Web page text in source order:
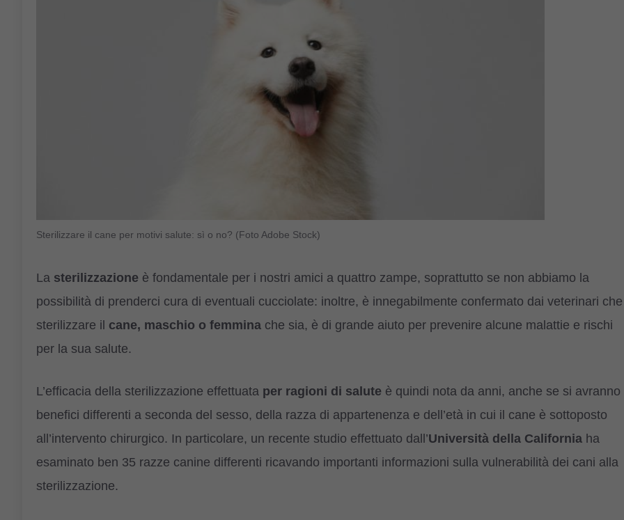
Sterilizzare il cane per motivi salute: sì o no? (Foto Adobe Stock)
La sterilizzazione è fondamentale per i nostri amici a quattro zampe, soprattutto se non abbiamo la
possibilità di prenderci cura di eventuali cucciolate: inoltre, è innegabilmente confermato dai veterinari che
sterilizzare il cane, maschio o femmina che sia, è di grande aiuto per prevenire alcune malattie e rischi
per la sua salute.
L’efficacia della sterilizzazione effettuata per ragioni di salute è quindi nota da anni, anche se si avranno
benefici differenti a seconda del sesso, della razza di appartenenza e dell’età in cui il cane è sottoposto
all’intervento chirurgico. In particolare, un recente studio effettuato dall’Università della California ha
esaminato ben 35 razze canine differenti ricavando importanti informazioni sulla vulnerabilità dei cani alla
sterilizzazione.